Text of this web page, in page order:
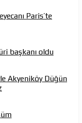
Paris’te
başkanı oldu
Akyeniköy Düğün